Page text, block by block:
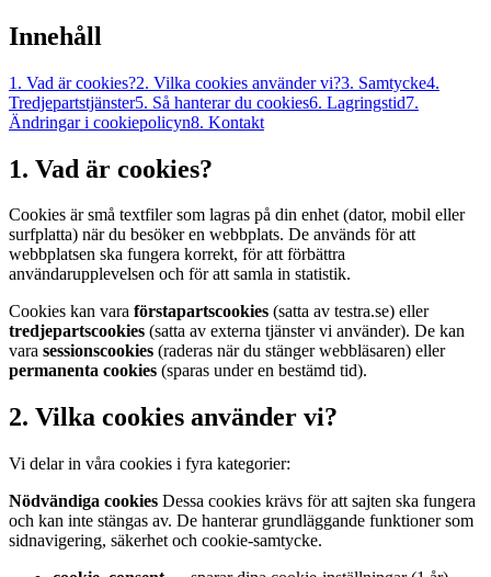
Innehåll
1. Vad är cookies?2. Vilka cookies använder vi?3. Samtycke4.
Tredjepartstjänster5. Så hanterar du cookies6. Lagringstid7.
Ändringar i cookiepolicyn8. Kontakt
1. Vad är cookies?
Cookies är små textfiler som lagras på din enhet (dator, mobil eller
surfplatta) när du besöker en webbplats. De används för att
webbplatsen ska fungera korrekt, för att förbättra
användarupplevelsen och för att samla in statistik.
Cookies kan vara förstapartscookies (satta av testra.se) eller
tredjepartscookies (satta av externa tjänster vi använder). De kan
vara sessionscookies (raderas när du stänger webbläsaren) eller
permanenta cookies (sparas under en bestämd tid).
2. Vilka cookies använder vi?
Vi delar in våra cookies i fyra kategorier:
Nödvändiga cookies Dessa cookies krävs för att sajten ska fungera
och kan inte stängas av. De hanterar grundläggande funktioner som
sidnavigering, säkerhet och cookie-samtycke.